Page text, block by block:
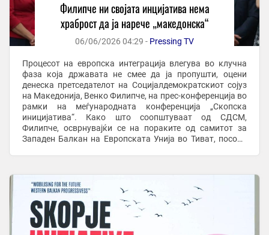
Филипче ни својата инцијатива нема
храброст да ја нарече „македонска“
06/06/2026 04:29 - Pressing TV
Процесот на европска интеграција влегува во клучна
фаза која државата не смее да ја пропушти, оцени
денеска претседателот на Социјалдемократскиот сојуз
на Македонија, Венко Филипче, на прес-конференција во
рамки на меѓународната конференција „Скопска
иницијатива“. Како што соопштуваат од СДСМ,
Филипче, осврнувајќи се на пораките од самитот за
Западен Балкан на Европската Унија во Тиват, посочи